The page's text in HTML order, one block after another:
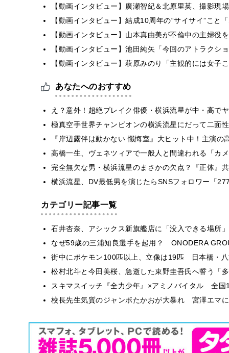
【動画インタビュー】廣瀬智紀＆北原里英、撮影現
【動画インタビュー】結成10周年の“サイサイ”こと
【動画インタビュー】山本真由美が不倫中の主婦
【動画インタビュー】池田純矢「今回のアトラク
【動画インタビュー】萩原みのり「主観的には女
あなたへのおすすめ
え？意外！超絶ブレイク俳優・横浜流星が中・高で
極真空手世界チャンピオンの横浜流星にだって二面
『岸辺露伴は動かない 懺悔室』大ヒット中！主演
高橋一生、ヴェネツィアで一般人と間違われる「カ
完全無欠な男・横浜流星のまさかの欠点？『正体』
横浜流星、DV最低男を演じたらSNSフォロワー「
カテゴリー記事一覧
石井杏奈、アシックス新旗艦店に「没入できる場所
なぜ59歳の三浦知良選手を起用？ ONODERA
街中にポケモン100匹以上、立像は19匹 日本橋・
松村北斗と今田美桜、急逝した東野圭吾氏へ誓う「
スキマスイッチ『全力少年』×アミノバイタル 全国
校長先生気質のジャンボたかおが大暴れ 宮澤エマ